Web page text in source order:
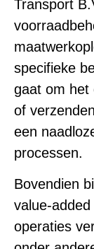
Transport
specifieke
gaat om het
of
een
processen.
Bovendien
value-
operaties